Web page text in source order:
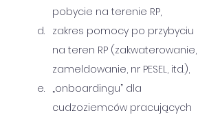
pobycie na terenie RP,
zakres pomocy po przybyciu
na teren RP (zakwaterowanie,
zameldowanie, nr PESEL, itd.),
„onboardingu” dla
cudzoziemców pracujących